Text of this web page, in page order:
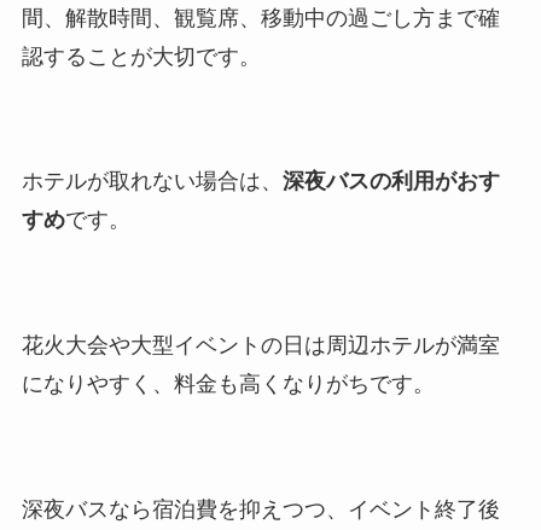
間、解散時間、観覧席、移動中の過ごし方まで確
認することが大切です。
ホテルが取れない場合は、 深夜バスの利用がおす
すめです。
花火大会や大型イベントの日は周辺ホテルが満室
になりやすく、料金も高くなりがちです。
深夜バスなら宿泊費を抑えつつ、イベント終了後